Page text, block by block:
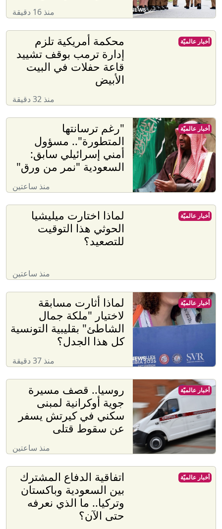
منذ 16 دقيقة
محكمة أمريكية تلزم
إدارة ترمب بوقف تشييد
قاعة حفلات في البيت
الأبيض
منذ 32 دقيقة
أخبار عالميّة
"رغم ترسانتها
المتطورة".. مسؤول
أمني إسرائيلي سابق:
السعودية "نمر من ورق"
منذ ساعتين
أخبار عالميّة
لماذا اختارت ميليشيا
الحوثي هذا التوقيت
للتصعيد؟
منذ ساعتين
أخبار عالميّة
لماذا أثارت مسابقة
لاختيار "ملكة جمال
الشاطئ" بقليبية التونسية
كل هذا الجدل؟
منذ 37 دقيقة
أخبار عالميّة
روسيا.. قصف مسيرة
جوية أوكرانية لمبنى
سكني في كيرتش يسفر
عن سقوط قتلى
منذ ساعتين
أخبار عالميّة
اتفاقية الدفاع المشترك
بين السعودية وباكستان
وتركيا.. ما الذي نعرفه
حتى الآن؟
أخبار عالميّة